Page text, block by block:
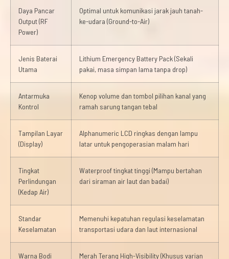
Daya Pancar
Output (RF
Power)
Optimal untuk komunikasi jarak jauh tanah-
ke-udara (Ground-to-Air)
Jenis Baterai
Utama
Lithium Emergency Battery Pack (Sekali
pakai, masa simpan lama tanpa drop)
Antarmuka
Kontrol
Kenop volume dan tombol pilihan kanal yang
ramah sarung tangan tebal
Tampilan Layar
(Display)
Alphanumeric LCD ringkas dengan lampu
latar untuk pengoperasian malam hari
Tingkat
Perlindungan
(Kedap Air)
Waterproof tingkat tinggi (Mampu bertahan
dari siraman air laut dan badai)
Standar
Keselamatan
Memenuhi kepatuhan regulasi keselamatan
transportasi udara dan laut internasional
Warna Bodi
Merah Terang High-Visibility (Khusus varian